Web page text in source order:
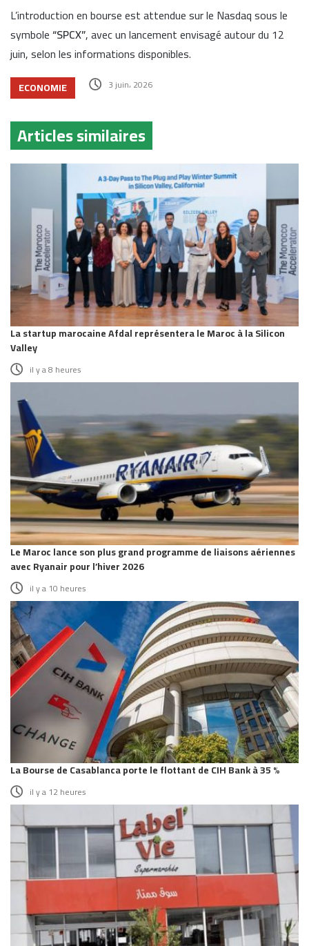
L’introduction en bourse est attendue sur le Nasdaq sous le
symbole“SPCX”, avec un lancement envisagé autour du 12
juin, selon les informations disponibles.
ECONOMIE 3 juin، 2026
Articles similaires
La startup marocaine Afdal représentera le Maroc à la Silicon
Valley
il y a 8 heures
Le Maroc lance son plus grand programme de liaisons aériennes
avec Ryanair pour l’hiver 2026
il y a 10 heures
La Bourse de Casablanca porte le flottant de CIH Bank à 35 %
il y a 12 heures